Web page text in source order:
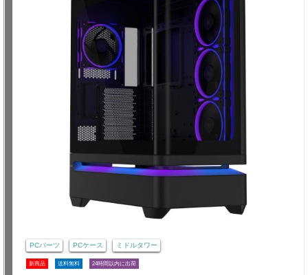
PCパーツ PCケース ミドルタワー
新商品 送料無料 24時間以内に出荷